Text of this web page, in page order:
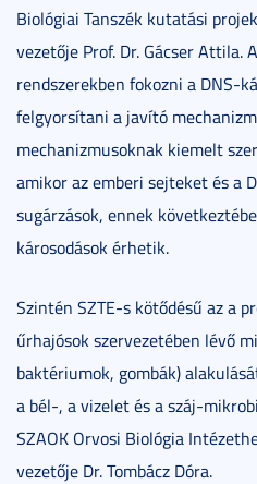
Biológiai Tanszék kutatási
vezetője Prof. Dr. Gácser Attila.
rendszerekben fokozni a DNS-
felgyorsítani a javító
mechanizmusoknak kiemelt
amikor az emberi sejteket és a
sugárzások, ennek
károsodások érhetik.
Szintén SZTE-s kötődésű az a
űrhajósok szervezetében lévő
baktériumok, gombák)
a bél-, a vizelet és a száj-
SZAOK Orvosi Biológia
vezetője Dr. Tombácz Dóra.